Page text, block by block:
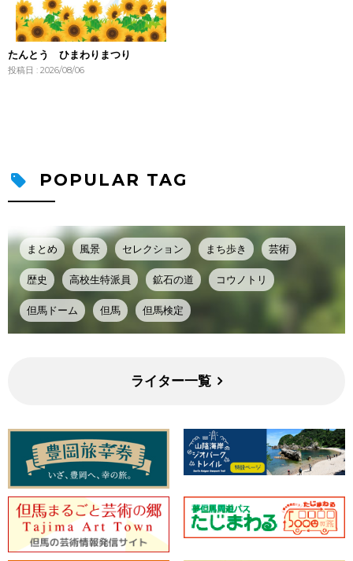
たんとう ひまわりまつり
投稿日 : 2026/08/06
POPULAR TAG
まとめ 風景 セレクション まち歩き 芸術
歴史 高校生特派員 鉱石の道 コウノトリ
但馬ドーム 但馬 但馬検定
ライター一覧